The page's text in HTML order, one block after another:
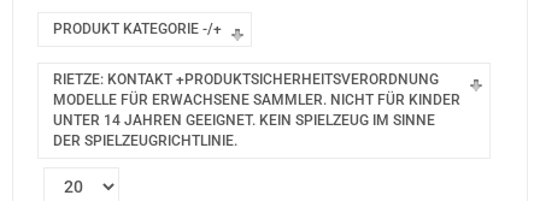
PRODUKT KATEGORIE -/+
RIETZE: KONTAKT +PRODUKTSICHERHEITSVERORDNUNG
MODELLE FÜR ERWACHSENE SAMMLER. NICHT FÜR KINDER
UNTER 14 JAHREN GEEIGNET. KEIN SPIELZEUG IM SINNE
DER SPIELZEUGRICHTLINIE.